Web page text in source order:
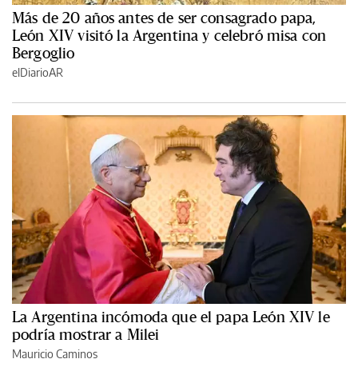
Más de 20 años antes de ser consagrado papa,
León XIV visitó la Argentina y celebró misa con
Bergoglio
elDiarioAR
La Argentina incómoda que el papa León XIV le
podría mostrar a Milei
Mauricio Caminos